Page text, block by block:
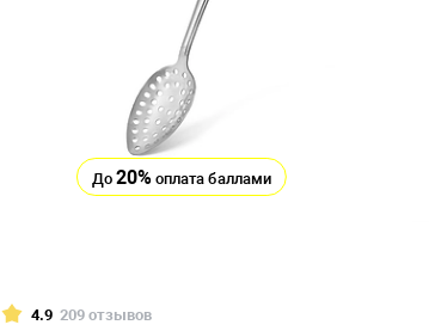
До 20% оплата баллами
4.9 209 отзывов